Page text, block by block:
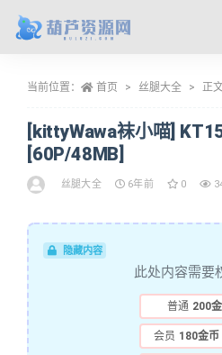
当前位置： 首页 丝腿大全 正
[kittyWawa袜小喵]
[60P/48MB]
丝腿大全 6年前 0
隐藏内容
此处内容需要
普通 200
会员 180金币